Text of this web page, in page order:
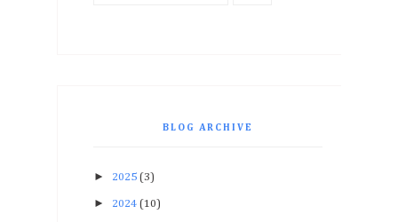
BLOG ARCHIVE
► 2025 (3)
► 2024 (10)